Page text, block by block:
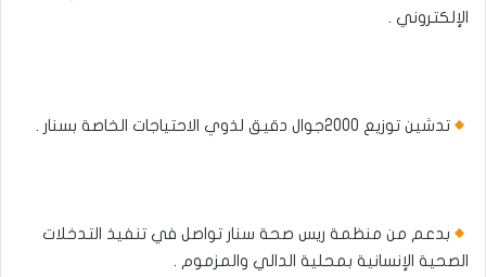
الإلكتروني .
تدشين توزيع 2000جوال دقيق لذوي الاحتياجات الخاصة بسنار .
بدعم من منظمة ريس صحة سنار تواصل في تنفيذ التدخلات
الصحية الإنسانية بمحلية الدالي والمزموم .